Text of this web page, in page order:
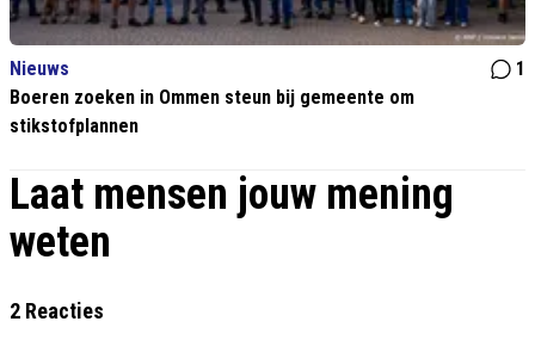
Nieuws
1
Boeren zoeken in Ommen steun bij gemeente om
stikstofplannen
Laat mensen jouw mening
weten
2 Reacties